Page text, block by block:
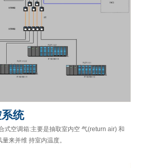
统
式空调箱:主要是抽取室内空 气(return air) 和
来并维 持室内温度。